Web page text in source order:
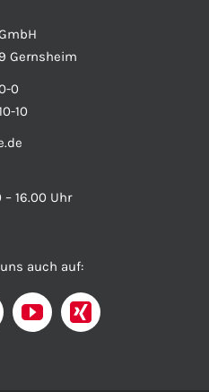
auch auf:
Gernsheim
0
10
16.00 Uhr